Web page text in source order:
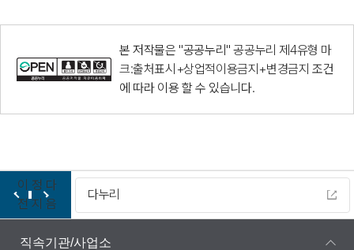
본 저작물은 "공공누리"공공누리 제4유형 마
크:출처표시+상업적이용금지+변경금지 조건
에 따라 이용 할 수 있습니다.
이
전
정
지
다
음
다누리
직속기관/사업소